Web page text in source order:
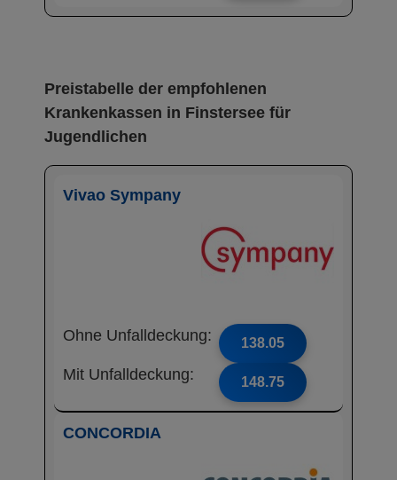
Preistabelle der empfohlenen
Krankenkassen in Finstersee für
Jugendlichen
Vivao Sympany
Ohne Unfalldeckung: 138.05
Mit Unfalldeckung: 148.75
CONCORDIA